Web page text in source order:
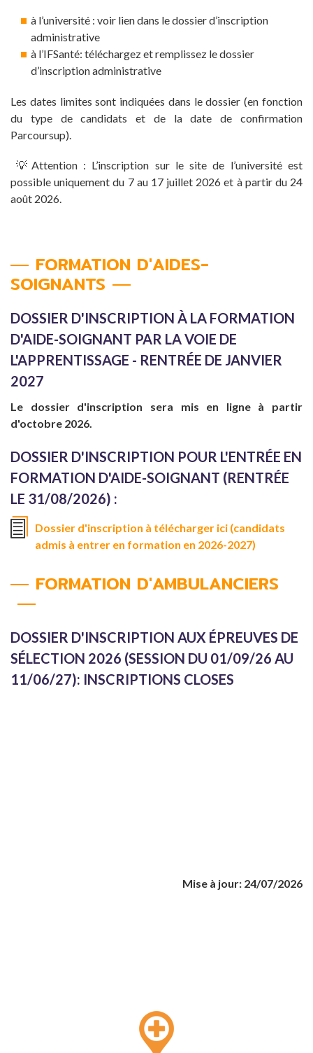
à l’université : voir lien dans le dossier d’inscription
administrative
à l’IFSanté: téléchargez et remplissez le dossier
d’inscription administrative
Les dates limites sont indiquées dans le dossier (en fonction
du type de candidats et de la date de confirmation
Parcoursup).
💡Attention : L’inscription sur le site de l’université est
possible uniquement du 7 au 17 juillet 2026 et à partir du 24
août 2026.
FORMATION D'AIDES-
SOIGNANTS
DOSSIER D'INSCRIPTION À LA FORMATION
D'AIDE-SOIGNANT PAR LA VOIE DE
L'APPRENTISSAGE - RENTRÉE DE JANVIER
2027
Le dossier d'inscription sera mis en ligne à partir
d'octobre 2026.
DOSSIER D'INSCRIPTION POUR L'ENTRÉE EN
FORMATION D'AIDE-SOIGNANT (RENTRÉE
LE 31/08/2026) :
Dossier d'inscription à télécharger ici (candidats
admis à entrer en formation en 2026-2027)
FORMATION D'AMBULANCIERS
DOSSIER D'INSCRIPTION AUX ÉPREUVES DE
SÉLECTION 2026 (SESSION DU 01/09/26 AU
11/06/27): INSCRIPTIONS CLOSES
Mise à jour: 24/07/2026